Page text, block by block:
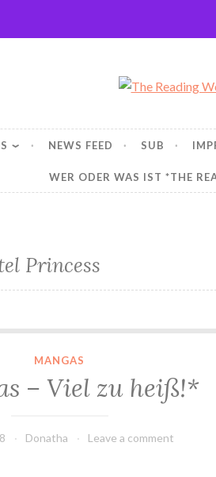
World
NEWS FEED SUB
WER ODER WAS IST *THE
Princess
*Mangas – Viel zu heiß!*
MANGAS
– Viel zu heiß!*
Donatha Leave a comment